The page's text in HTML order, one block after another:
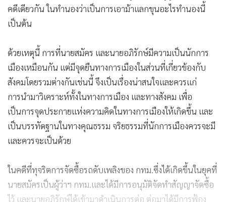
คดีเดียวกัน ในทำนองว่าเป็นการเอาม้าแลกขุนอะไรทำนองนี้
เป็นต้น
ด้วยเหตุนี้ การที่นายสมัคร และนายอภิรักษ์มีความเป็นนักการ
เมืองเหมือนกัน แต่มีจุดยืนทางการเมืองในส่วนที่เกี่ยวข้องกับ
สังคมโดยรวมต่างกันเช่นนี้ จึงเป็นเรื่องน่าสนใจและควรแก่
การนำมาวิเคราะห์ทั้งในทางการเมือง และทางสังคม เพื่อ
เป็นการจุดประกายแห่งความคิดในทางการเมืองให้เกิดขึ้น และ
เป็นบรรทัดฐานในทางคุณธรรม จริยธรรมที่นักการเมืองควรจะมี
และควรจะเป็นด้วย
ในคดีที่ทุจริตการจัดซื้อรถดับเพลิงของ กทม.ซึ่งได้เกิดขึ้นในยุคที่
นายสมัครเป็นผู้ว่าฯ กทม.และได้มีการอนุมัติจัดทำสัญญาจัดซื้อ
ไว้ และนายอภิรักษ์ได้เข้ามาดำเนินการต่อ ต่อมาได้มีการฟ้อง